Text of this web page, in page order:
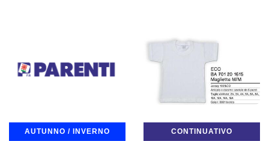
AUTUNNO / INVERNO CONTINUATIVO